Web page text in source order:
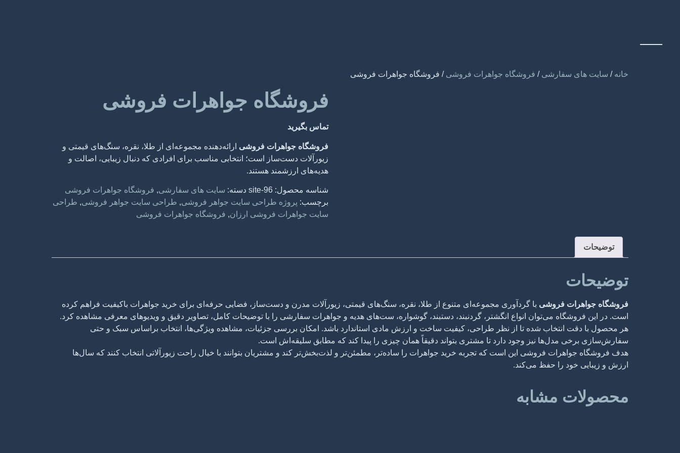
خانه / سایت های سفارشی / فروشگاه جواهرات فروشی / فروشگاه جواهرات فروشی
فروشگاه جواهرات فروشی
تماس بگیرید
فروشگاه جواهرات فروشی ارائه‌دهنده مجموعه‌ای از طلا، نقره، سنگ‌های قیمتی و
زیورآلات دست‌ساز است؛ انتخابی مناسب برای افرادی که دنبال زیبایی، اصالت و
هدیه‌های ارزشمند هستند.
شناسه محصول: site-96 دسته: سایت های سفارشی, فروشگاه جواهرات فروشی
برچسب: پروژه طراحی سایت جواهر فروشی, طراحی سایت جواهر فروشی, طراحی
سایت جواهرات فروشی ارزان, فروشگاه جواهرات فروشی
توضیحات
توضیحات
فروشگاه جواهرات فروشی با گردآوری مجموعه‌ای متنوع از طلا، نقره، سنگ‌های قیمتی، زیورآلات مدرن و دست‌ساز، فضایی حرفه‌ای برای خرید جواهرات باکیفیت فراهم کرده
است. در این فروشگاه می‌توان انواع انگشتر، گردنبند، دستبند، گوشواره، ست‌های هدیه و جواهرات سفارشی را با توضیحات کامل، تصاویر دقیق و ویدیوهای معرفی مشاهده کرد.
هر محصول با دقت انتخاب شده تا از نظر طراحی، کیفیت ساخت و ارزش مادی استاندارد باشد. امکان بررسی جزئیات، مشاهده ویژگی‌ها، انتخاب براساس سبک و حتی
سفارش‌سازی برخی مدل‌ها نیز وجود دارد تا مشتری بتواند دقیقاً همان چیزی را پیدا کند که مطابق سلیقه‌اش است.
هدف فروشگاه جواهرات فروشی این است که تجربه خرید جواهرات را ساده‌تر، مطمئن‌تر و لذت‌بخش‌تر کند و مشتریان بتوانند با خیال راحت زیورآلاتی انتخاب کنند که سال‌ها
ارزش و زیبایی خود را حفظ می‌کند.
محصولات مشابه